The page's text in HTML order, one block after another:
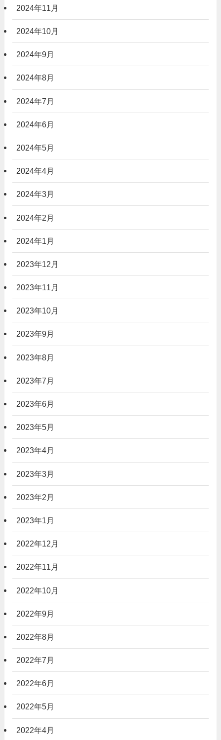
2024年11月
2024年10月
2024年9月
2024年8月
2024年7月
2024年6月
2024年5月
2024年4月
2024年3月
2024年2月
2024年1月
2023年12月
2023年11月
2023年10月
2023年9月
2023年8月
2023年7月
2023年6月
2023年5月
2023年4月
2023年3月
2023年2月
2023年1月
2022年12月
2022年11月
2022年10月
2022年9月
2022年8月
2022年7月
2022年6月
2022年5月
2022年4月